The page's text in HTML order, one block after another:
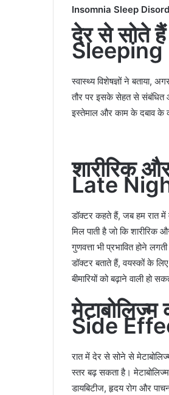
Insomnia Sleep
देर से सोते हैं
स्वास्थ्य विशेषज्ञों ने
तौर पर इसके सेहत से
इस्तेमाल और काम के दबाव के
शारीरिक
Late
डॉक्टर कहते हैं, जब हम रात में
मिल पाती है जो कि
गुणवत्ता भी प्रभावित होने
डॉक्टर बताते हैं, वयस्कों के
बीमारियों को बढ़ाने वाली हो
Side
रात में देर से सोने से
स्तर बढ़ सकता है।
डायबिटीज, हृदय रोग और